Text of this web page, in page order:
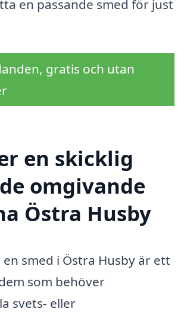
en passande smed för just
gratis och utan
en skicklig
omgivande
Östra Husby
smed i Östra Husby är ett
som behöver
svets- eller